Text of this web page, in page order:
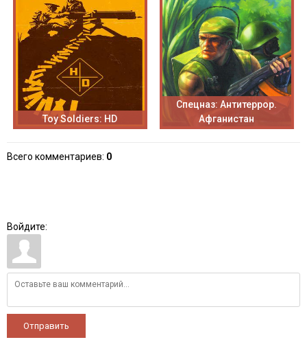
Toy Soldiers: HD
Спецназ: Антитеррор.
Афганистан
Всего комментариев: 0
Войдите:
Отправить